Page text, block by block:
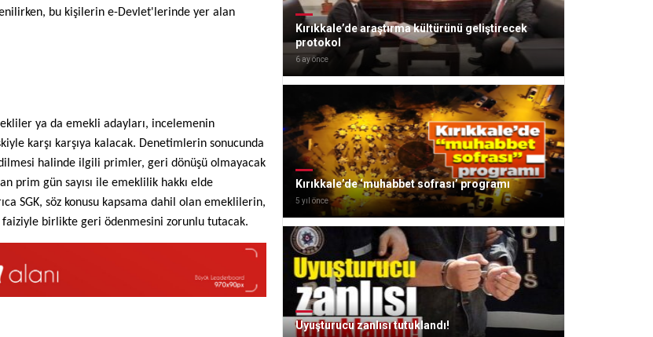
bu kişilerin e-Devlet'lerinde yer alan
ya da emekli adayları, incelemenin
karşı karşıya kalacak. Denetimlerin sonucunda
halinde ilgili primler, geri dönüşü olmayacak
prim gün sayısı ile emeklilik hakkı elde
SGK, söz konusu kapsama dahil olan emeklilerin,
faiziyle birlikte geri ödenmesini zorunlu tutacak.
Kırıkkale’de araştırma kültürünü geliştirecek
protokol
6 ay önce
Kırıkkale’de ‘muhabbet sofrası’ programı
5 yıl önce
Uyuşturucu zanlısı tutuklandı!